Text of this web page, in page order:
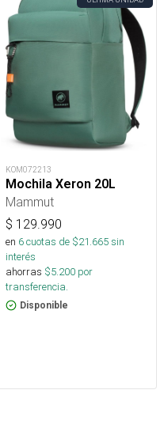
KOM072213
Mochila Xeron 20L
Mammut
$ 129.990
en 6cuotas de $21.665sin
interés
ahorras $5.200 por
transferencia.
Disponible